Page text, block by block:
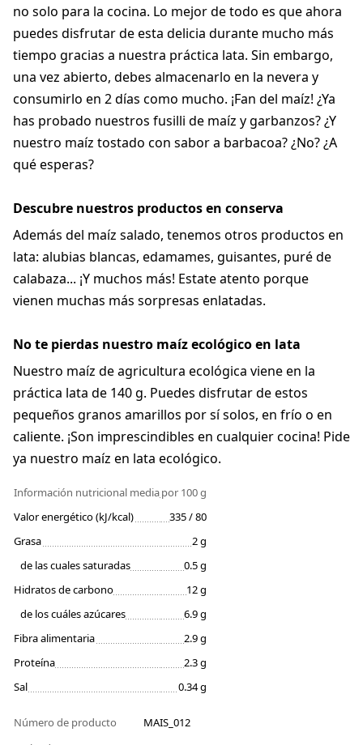
no solo para la cocina. Lo mejor de todo es que ahora
puedes disfrutar de esta delicia durante mucho más
tiempo gracias a nuestra práctica lata. Sin embargo,
una vez abierto, debes almacenarlo en la nevera y
consumirlo en 2 días como mucho. ¡Fan del maíz! ¿Ya
has probado nuestros fusilli de maíz y garbanzos? ¿Y
nuestro maíz tostado con sabor a barbacoa? ¿No? ¿A
qué esperas?
Descubre nuestros productos en conserva
Además del maíz salado, tenemos otros productos en
lata: alubias blancas, edamames, guisantes, puré de
calabaza... ¡Y muchos más! Estate atento porque
vienen muchas más sorpresas enlatadas.
No te pierdas nuestro maíz ecológico en lata
Nuestro maíz de agricultura ecológica viene en la
práctica lata de 140 g. Puedes disfrutar de estos
pequeños granos amarillos por sí solos, en frío o en
caliente. ¡Son imprescindibles en cualquier cocina! Pide
ya nuestro maíz en lata ecológico.
Información nutricional mediapor 100 g
Valor energético (kJ/kcal)
335 / 80
Grasa
2 g
de las cuales saturadas
0.5 g
Hidratos de carbono
12 g
de los cuáles azúcares
6.9 g
Fibra alimentaria
2.9 g
Proteína
2.3 g
Sal
0.34 g
Número de producto
MAIS_012